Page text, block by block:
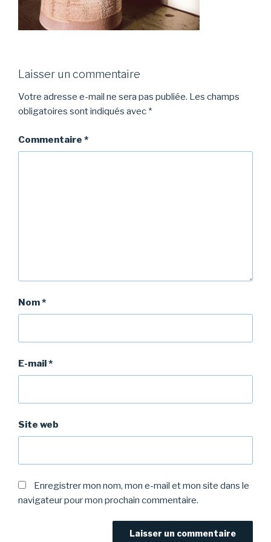
Laisser un commentaire
Votre adresse e-mail ne sera pas publiée. Les champs
obligatoires sont indiqués avec *
Commentaire *
Nom*
E-mail*
Site web
Enregistrer mon nom, mon e-mail et mon site dans le
navigateur pour mon prochain commentaire.